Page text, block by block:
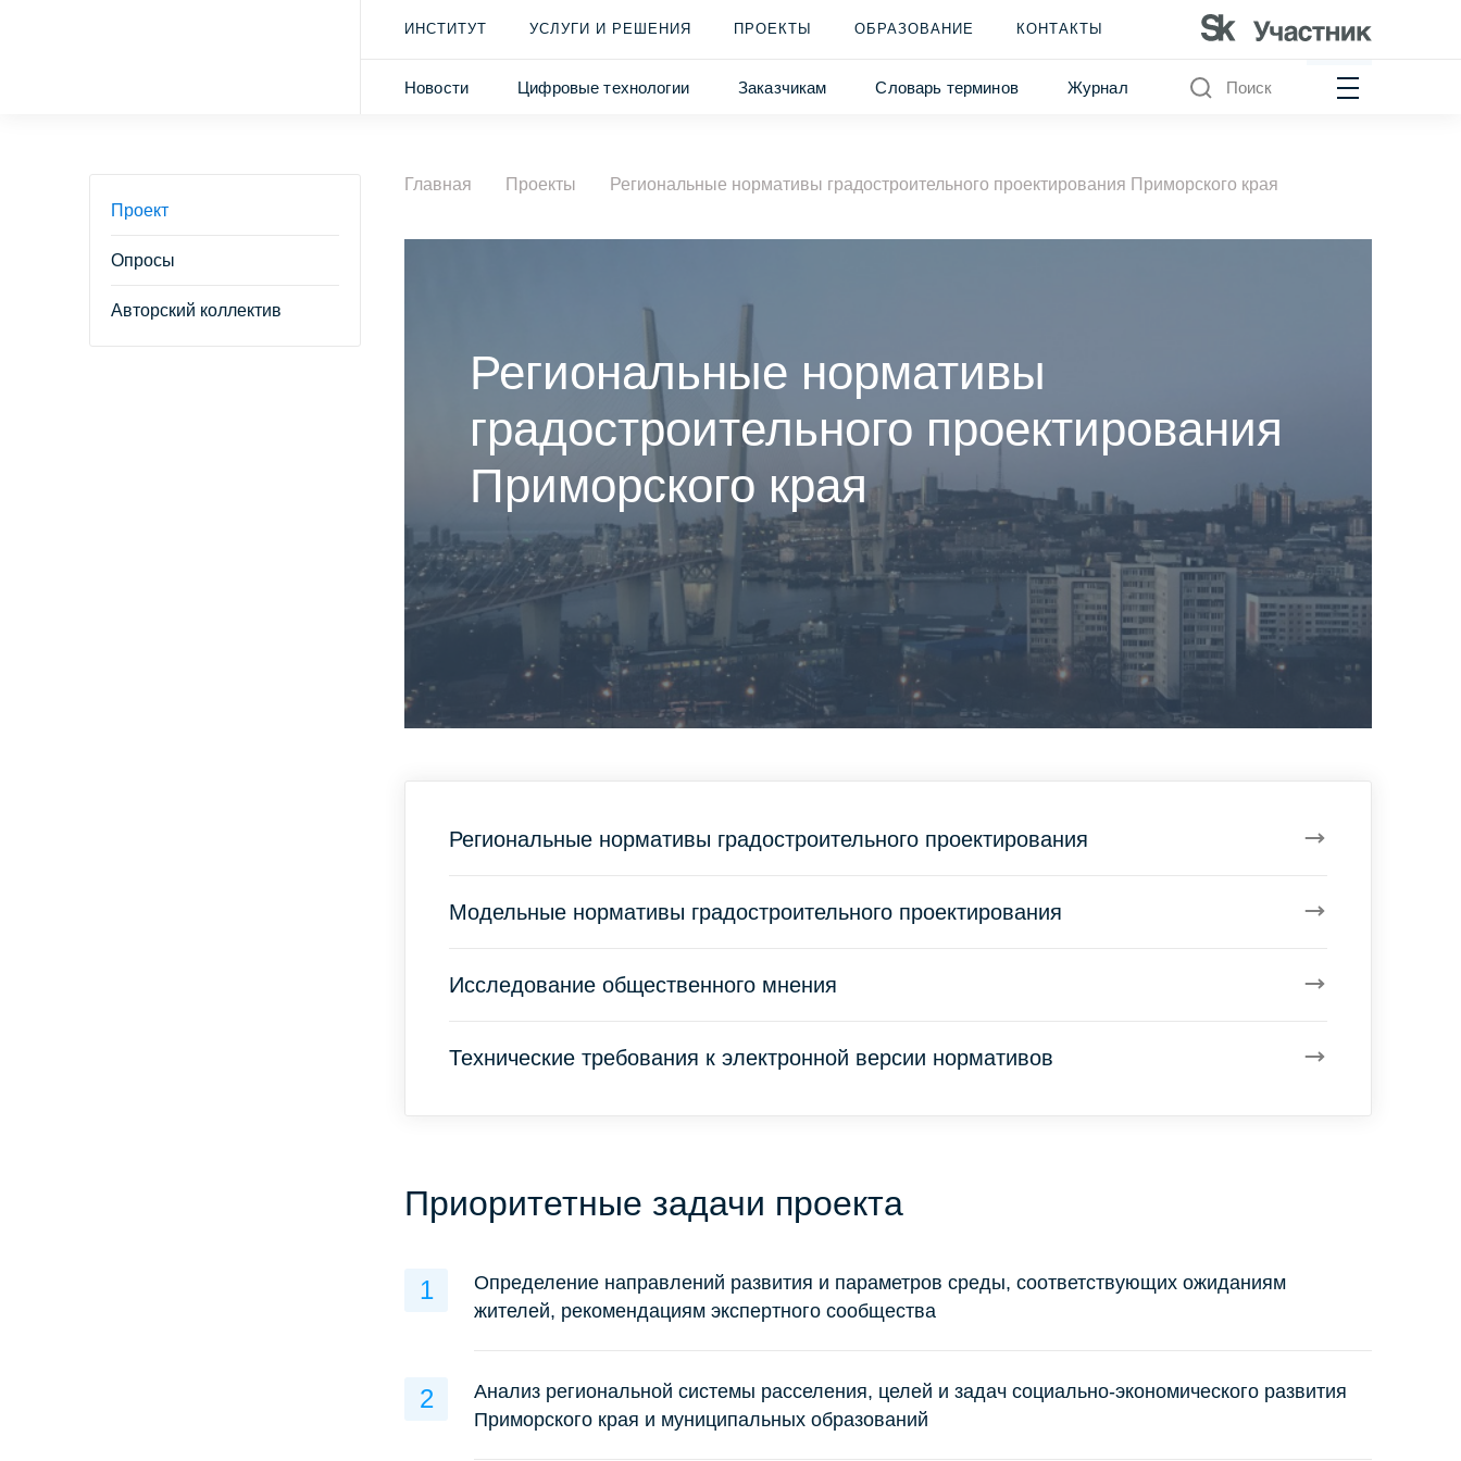
ИНСТИТУТ УСЛУГИ И РЕШЕНИЯ ПРОЕКТЫ ОБРАЗОВАНИЕ КОНТАКТЫ
Новости Цифровые технологии Заказчикам Словарь терминов Журнал Поиск
Проект
Опросы
Авторский коллектив
Главная Проекты Региональные нормативы градостроительного проектирования Приморского края
Региональные нормативы
градостроительного проектирования
Приморского края
Региональные нормативы градостроительного проектирования
Модельные нормативы градостроительного проектирования
Исследование общественного мнения
Технические требования к электронной версии нормативов
Приоритетные задачи проекта
Определение направлений развития и параметров среды, соответствующих ожиданиям
жителей, рекомендациям экспертного сообщества
Анализ региональной системы расселения, целей и задач социально-экономического развития
Приморского края и муниципальных образований